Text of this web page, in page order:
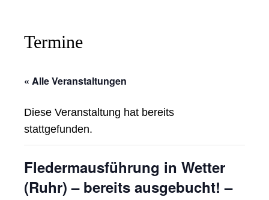
Termine
« Alle Veranstaltungen
Diese Veranstaltung hat bereits
stattgefunden.
Fledermausführung in Wetter
(Ruhr) – bereits ausgebucht! –